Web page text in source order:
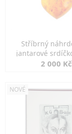
Stříbrný
jantarové
Kramer
2 000 Kč
NOVÉ